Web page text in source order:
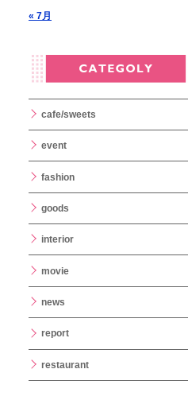
« 7月
cafe/sweets
event
fashion
goods
interior
movie
news
report
restaurant